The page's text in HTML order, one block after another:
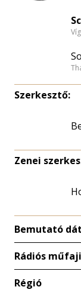
Szerkesztő:
Zenei
Bemutató
Rádiós
Régió